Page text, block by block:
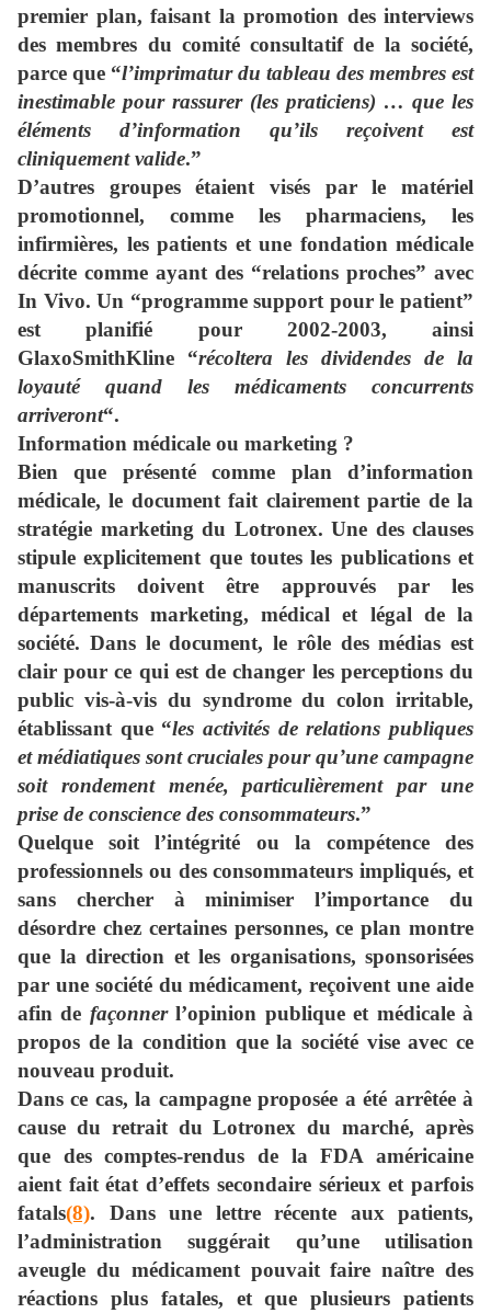
premier plan, faisant la promotion des interviews
des membres du comité consultatif de la société,
parce que “l’imprimatur du tableau des membres est
inestimable pour rassurer (les praticiens) … que les
éléments d’information qu’ils reçoivent est
cliniquement valide.”
D’autres groupes étaient visés par le matériel
promotionnel, comme les pharmaciens, les
infirmières, les patients et une fondation médicale
décrite comme ayant des “relations proches” avec
In Vivo. Un “programme support pour le patient”
est planifié pour 2002-2003, ainsi
GlaxoSmithKline “récoltera les dividendes de la
loyauté quand les médicaments concurrents
arriveront“.
Information médicale ou marketing ?
Bien que présenté comme plan d’information
médicale, le document fait clairement partie de la
stratégie marketing du Lotronex. Une des clauses
stipule explicitement que toutes les publications et
manuscrits doivent être approuvés par les
départements marketing, médical et légal de la
société. Dans le document, le rôle des médias est
clair pour ce qui est de changer les perceptions du
public vis-à-vis du syndrome du colon irritable,
établissant que “les activités de relations publiques
et médiatiques sont cruciales pour qu’une campagne
soit rondement menée, particulièrement par une
prise de conscience des consommateurs.”
Quelque soit l’intégrité ou la compétence des
professionnels ou des consommateurs impliqués, et
sans chercher à minimiser l’importance du
désordre chez certaines personnes, ce plan montre
que la direction et les organisations, sponsorisées
par une société du médicament, reçoivent une aide
afin de façonnerl’opinion publique et médicale à
propos de la condition que la société vise avec ce
nouveau produit.
Dans ce cas, la campagne proposée a été arrêtée à
cause du retrait du Lotronex du marché, après
que des comptes-rendus de la FDA américaine
aient fait état d’effets secondaire sérieux et parfois
fatals(8). Dans une lettre récente aux patients,
l’administration suggérait qu’une utilisation
aveugle du médicament pouvait faire naître des
réactions plus fatales, et que plusieurs patients